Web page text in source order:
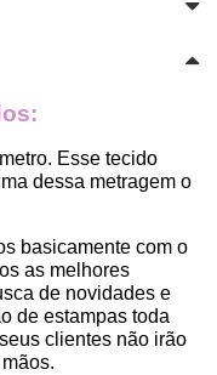
Esse tecido
dessa metragem o
basicamente com o
as melhores
de novidades e
de estampas toda
clientes não irão